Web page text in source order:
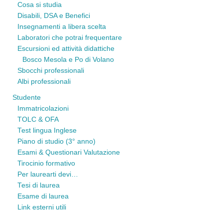
Cosa si studia
Disabili, DSA e Benefici
Insegnamenti a libera scelta
Laboratori che potrai frequentare
Escursioni ed attività didattiche
Bosco Mesola e Po di Volano
Sbocchi professionali
Albi professionali
Studente
Immatricolazioni
TOLC & OFA
Test lingua Inglese
Piano di studio (3° anno)
Esami & Questionari Valutazione
Tirocinio formativo
Per laurearti devi…
Tesi di laurea
Esame di laurea
Link esterni utili